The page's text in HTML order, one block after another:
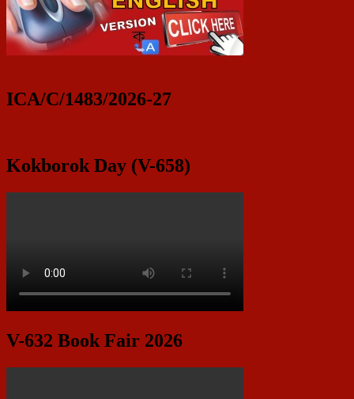
ICA/C/1483/2026-27
Kokborok Day (V-658)
V-632 Book Fair 2026